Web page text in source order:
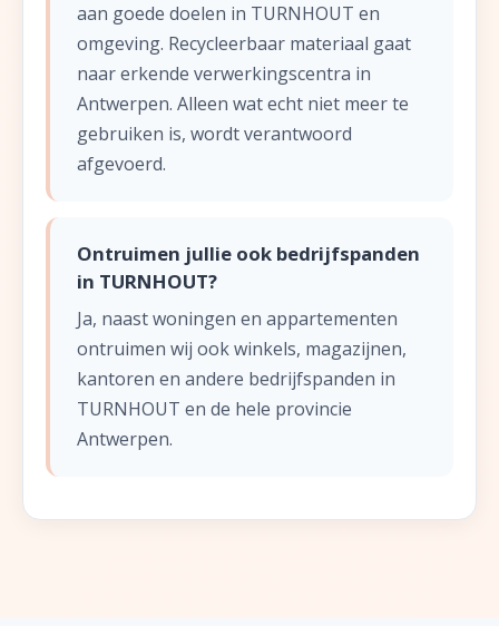
aan goede doelen in TURNHOUT en
omgeving. Recycleerbaar materiaal gaat
naar erkende verwerkingscentra in
Antwerpen. Alleen wat echt niet meer te
gebruiken is, wordt verantwoord
afgevoerd.
Ontruimen jullie ook bedrijfspanden
in TURNHOUT?
Ja, naast woningen en appartementen
ontruimen wij ook winkels, magazijnen,
kantoren en andere bedrijfspanden in
TURNHOUT en de hele provincie
Antwerpen.